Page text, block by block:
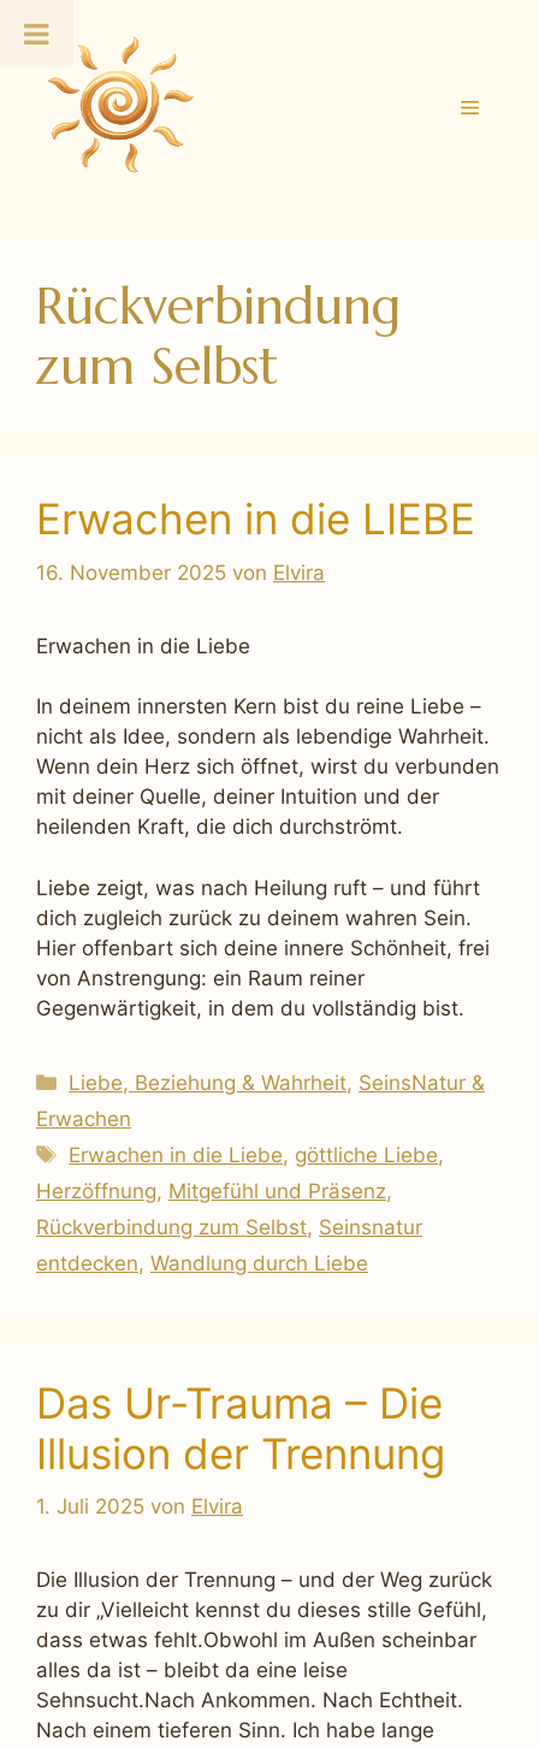
Inhalt
springen
Menü
Rückverbindung
zum Selbst
Erwachen in die LIEBE
16. November 2025 von Elvira
Erwachen in die Liebe
In deinem innersten Kern bist du reine Liebe –
nicht als Idee, sondern als lebendige Wahrheit.
Wenn dein Herz sich öffnet, wirst du verbunden
mit deiner Quelle, deiner Intuition und der
heilenden Kraft, die dich durchströmt.
Liebe zeigt, was nach Heilung ruft – und führt
dich zugleich zurück zu deinem wahren Sein.
Hier offenbart sich deine innere Schönheit, frei
von Anstrengung: ein Raum reiner
Gegenwärtigkeit, in dem du vollständig bist.
Kategorien
Liebe, Beziehung & Wahrheit, SeinsNatur &
Erwachen
Schlagwörter
Erwachen in die Liebe, göttliche Liebe,
Herzöffnung, Mitgefühl und Präsenz,
Rückverbindung zum Selbst, Seinsnatur
entdecken, Wandlung durch Liebe
Das Ur-Trauma – Die
Illusion der Trennung
1. Juli 2025 von Elvira
Die Illusion der Trennung – und der Weg zurück
zu dir „Vielleicht kennst du dieses stille Gefühl,
dass etwas fehlt.Obwohl im Außen scheinbar
alles da ist – bleibt da eine leise
Sehnsucht.Nach Ankommen. Nach Echtheit.
Nach einem tieferen Sinn. Ich habe lange